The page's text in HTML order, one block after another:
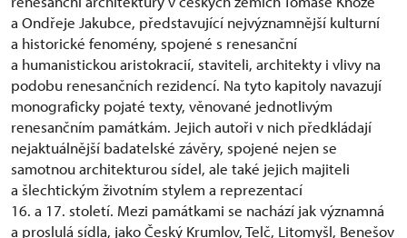
a Ondřeje Jakubce, představující nejvýznamnější kulturní
a historické fenomény, spojené s renesanční
a humanistickou aristokracií, staviteli, architekty i vlivy na
podobu renesančních rezidencí. Na tyto kapitoly navazují
monograficky pojaté texty, věnované jednotlivým
renesančním památkám. Jejich autoři v nich předkládají
nejaktuálnější badatelské závěry, spojené nejen se
samotnou architekturou sídel, ale také jejich majiteli
a šlechtickým životním stylem a reprezentací
16. a 17. století. Mezi památkami se nachází jak významná
a proslulá sídla, jako Český Krumlov, Telč, Litomyšl, Benešov